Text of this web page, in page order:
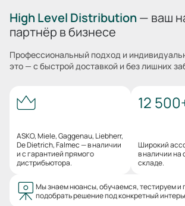
High Level Distribution — ваш
партнёр в бизнесе
Профессиональный подход и
это — с быстрой доставкой и без лишних
ASKO, Miele, Gaggenau, Liebherr,
De Dietrich, Falmec — в наличии
и с гарантией прямого
дистрибьютора.
12
Широкий
в наличии на
складе.
Мы знаем нюансы, обучаемся, тестируем и
подобрать решение под конкретный